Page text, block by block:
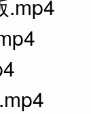
.mp4